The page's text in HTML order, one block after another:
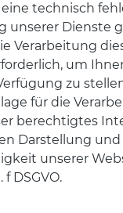
technisch
unserer Dienste
Verarbeitung
um
zu
für die
berechtigtes
Darstellung und
unserer
f DSGVO.